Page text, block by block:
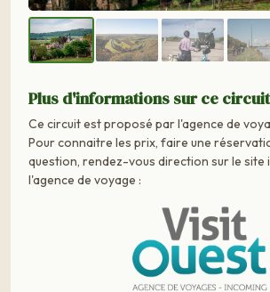
Plus d'informations sur ce circuit
Ce circuit est proposé par l'agence de
Pour connaitre les prix, faire une
question, rendez-vous direction sur le site
l'agence de voyage :